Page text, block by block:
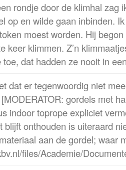
rondje door de klimhal zag
op en wilde gaan inbinden.
moest worden. Hij
keer klimmen. Z’n
toe, dat hadden ze nooit in
dat er tegenwoordig niet
gordels met
indoor toprope expliciet
blijft onthouden is uiteraard
aan de gordel; waar
files/Academie/